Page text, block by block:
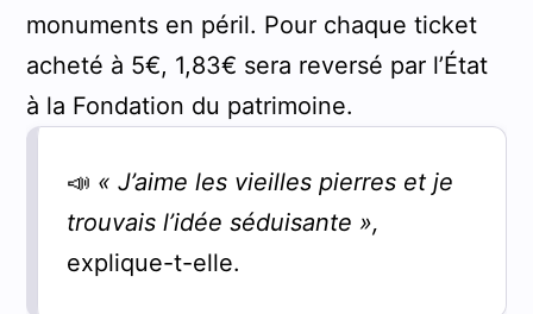
monuments en péril. Pour chaque ticket
acheté à 5€, 1,83€ sera reversé par l’État
à la Fondation du patrimoine.
📣 « J’aime les vieilles pierres et je
trouvais l’idée séduisante »,
explique-t-elle.